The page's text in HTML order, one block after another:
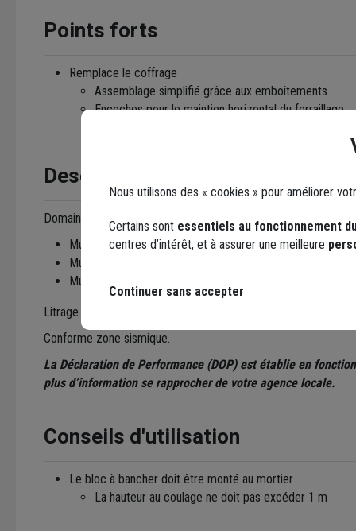
Points forts
Remplace le coffrage
Assemblage simplifié grâce aux emboîtements
Encoches pour le maintien horizontal du ferraillage
Description
Domaines d'utilisation :
Murs de soutènement
Murs de refend dans les bâtiments collectifs
Murs de piscine
Litrage de béton indicatif : 165 dm³/m².
Conforme zone sismique.
La Déclaration de Performance (DOP) est établie en
plus d’information se rapprocher de votre agence locale.
Conseils d'utilisation
Le bloc à bancher doit être monté au mortier
La hauteur au coulage ne doit pas excéder 1 m
Nous utilisons des « cookies » pour améliorer
Certains sont essentiels au fonctionnement
centres d’intérêt, et à assurer une meilleure
Continuer sans accepter